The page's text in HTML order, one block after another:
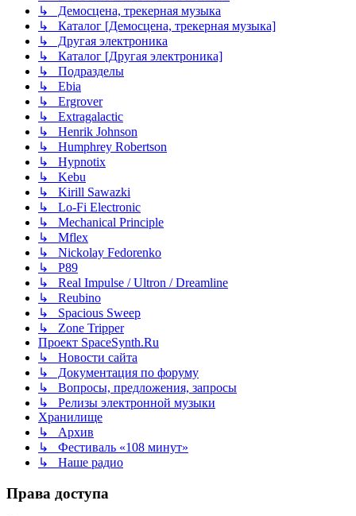
↳ Демосцена, трекерная музыка
↳ Каталог [Демосцена, трекерная музыка]
↳ Другая электроника
↳ Каталог [Другая электроника]
↳ Подразделы
↳ Ebia
↳ Ergrover
↳ Extragalactic
↳ Henrik Johnson
↳ Humphrey Robertson
↳ Hypnotix
↳ Kebu
↳ Kirill Sawazki
↳ Lo-Fi Electronic
↳ Mechanical Principle
↳ Mflex
↳ Nickolay Fedorenko
↳ P89
↳ Real Impulse / Ultron / Dreamline
↳ Reubino
↳ Spacious Sweep
↳ Zone Tripper
Проект SpaceSynth.Ru
↳ Новости сайта
↳ Документация по форуму
↳ Вопросы, предложения, запросы
↳ Релизы электронной музыки
Хранилище
↳ Архив
↳ Фестиваль «108 минут»
↳ Наше радио
Права доступа